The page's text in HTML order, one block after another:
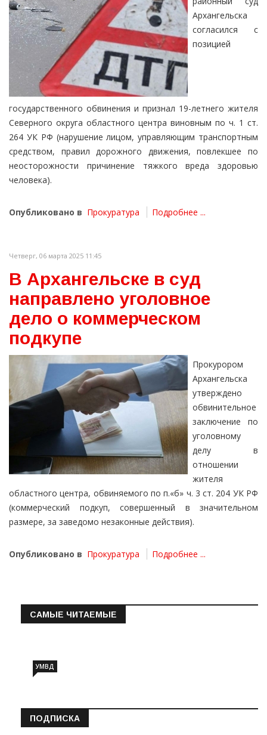
Архангельска
согласился с
позицией
государственного обвинения и признал 19-летнего жителя
Северного округа областного центра виновным по ч. 1 ст.
264 УК РФ (нарушение лицом, управляющим транспортным
средством, правил дорожного движения, повлекшее по
неосторожности причинение тяжкого вреда здоровью
человека).
Опубликовано в Прокуратура Подробнее ...
Четверг, 06 марта 2025 11:45
В Архангельске в суд
направлено уголовное
дело о коммерческом
подкупе
Прокурором
Архангельска
утверждено
обвинительное
заключение по
уголовному
делу в
отношении
жителя
областного центра, обвиняемого по п.«б» ч. 3 ст. 204 УК РФ
(коммерческий подкуп, совершенный в значительном
размере, за заведомо незаконные действия).
Опубликовано в Прокуратура Подробнее ...
САМЫЕ ЧИТАЕМЫЕ
УМВД
ПОДПИСКА